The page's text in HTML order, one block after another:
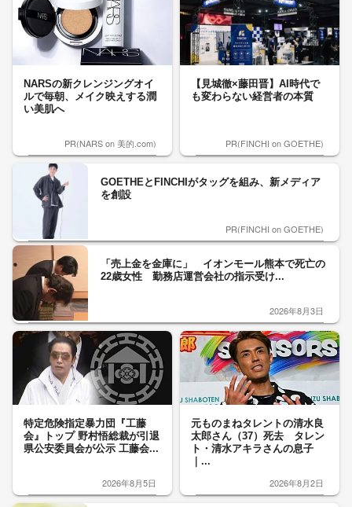
NARSの新クレンジングオイ
ルで毎朝、メイク映えする潤
い美肌へ
PR(NARS on 美的.com)
【見城徹×藤田晋】AI時代で
も変わらない経営者の本質
PR(FINCHI on GOETHE)
GOETHEとFINCHIがタッグを組み、新メディア
を創設
PR(FINCHI on GOETHE)
「売上金を金庫に」 イオンモール熊本で死亡の
22歳女性 勤務店運営会社の指示受け...
2026年8月3日
特定危険指定暴力団『工藤
会』トップ 野村悟総裁が引退
県公安委員会が公示 工藤会...
2026年8月5日
元ものまねタレントの清水良
太郎さん（37）死去 タレン
ト・清水アキラさんの息子
｜...
2026年8月2日